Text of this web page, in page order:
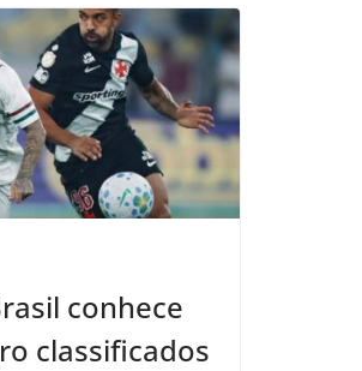
conhece
classificados